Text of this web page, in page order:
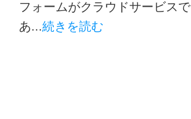
フォームがクラウドサービスで
あ...続きを読む